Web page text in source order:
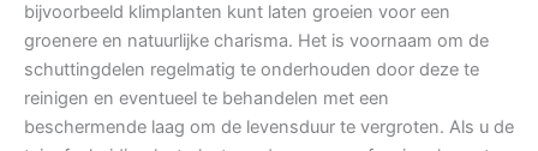
bijvoorbeeld klimplanten kunt laten groeien voor een
groenere en natuurlijke charisma. Het is voornaam om de
schuttingdelen regelmatig te onderhouden door deze te
reinigen en eventueel te behandelen met een
beschermende laag om de levensduur te vergroten. Als u de